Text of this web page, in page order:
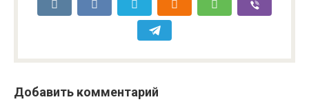
Добавить комментарий